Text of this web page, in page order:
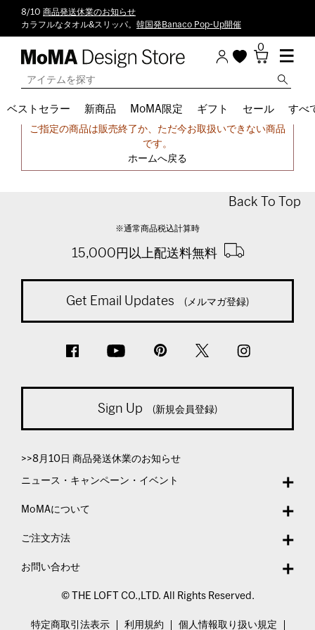
8/10 商品発送休業のお知らせ
カラフルなタオル&スリッパ。 韓国発Banaco Pop-Up開催
0
ベストセラー 新商品 MoMA限定 ギフト セール すべ
申し訳ございません。
ご指定の商品は販売終了か、ただ今お取扱いできない商品
です。
ホームへ戻る
Back To Top
※通常商品税込計算時
15,000円以上配送料無料
Get Email Updates (メルマガ登録)
Sign Up (新規会員登録)
>>8月10日 商品発送休業のお知らせ
ニュース・キャンペーン・イベント
MoMAについて
ご注文方法
お問い合わせ
© THE LOFT CO.,LTD. All Rights Reserved.
特定商取引法表示 利用規約 個人情報取り扱い規定